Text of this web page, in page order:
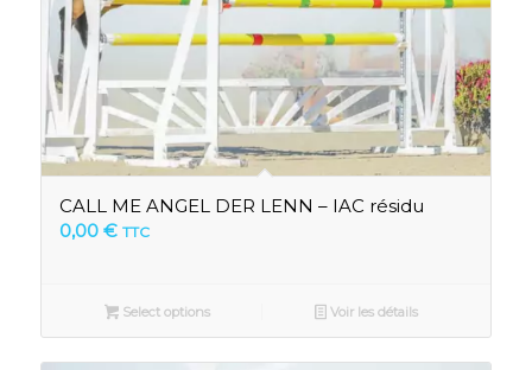
CALL ME ANGEL DER LENN – IAC résidu
0,00 € TTC
Select options Voir les détails